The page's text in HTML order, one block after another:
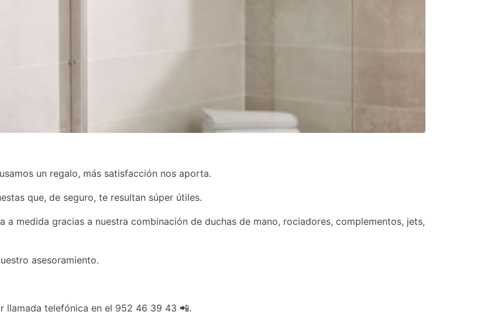
un regalo, más satisfacción nos aporta.
que, de seguro, te resultan súper útiles.
a medida gracias a nuestra combinación de duchas de mano, rociadores, complementos, jets,
asesoramiento.
llamada telefónica en el 952 46 39 43 📲.